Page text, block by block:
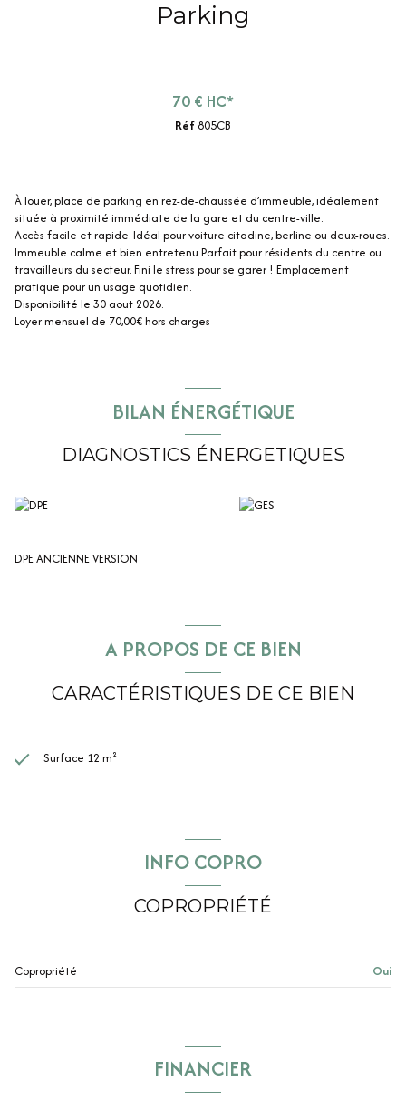
Parking
70 € HC*
Réf 805CB
À louer, place de parking en rez-de-chaussée d’immeuble, idéalement
située à proximité immédiate de la gare et du centre-ville.
Accès facile et rapide. Idéal pour voiture citadine, berline ou deux-roues.
Immeuble calme et bien entretenu Parfait pour résidents du centre ou
travailleurs du secteur. Fini le stress pour se garer ! Emplacement
pratique pour un usage quotidien.
Disponibilité le 30 aout 2026.
Loyer mensuel de 70,00€ hors charges
BILAN ÉNERGÉTIQUE
DIAGNOSTICS ÉNERGETIQUES
DPE ANCIENNE VERSION
A PROPOS DE CE BIEN
CARACTÉRISTIQUES DE CE BIEN
Surface 12 m²
INFO COPRO
COPROPRIÉTÉ
Copropriété Oui
FINANCIER